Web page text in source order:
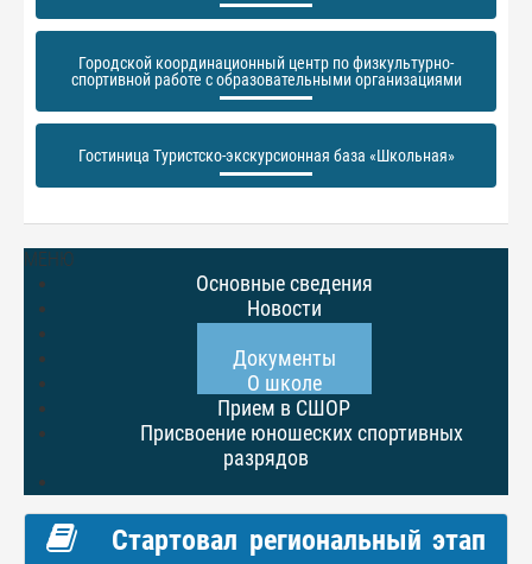
Городской координационный центр по физкультурно-
спортивной работе с образовательными организациями
Гостиница Туристско-экскурсионная база «Школьная»
МЕНЮ
Основные сведения
Новости
Документы
О школе
Прием в СШОР
Присвоение юношеских спортивных
разрядов
Стартовал региональный этап